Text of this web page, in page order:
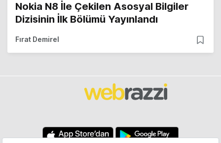
Nokia N8 İle Çekilen Asosyal Bilgiler
Dizisinin İlk Bölümü Yayınlandı
Fırat Demirel